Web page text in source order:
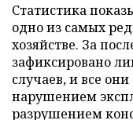
Статистика
одно из самых
хозяйстве. За
зафиксировано
случаев, и все
нарушением
разрушением